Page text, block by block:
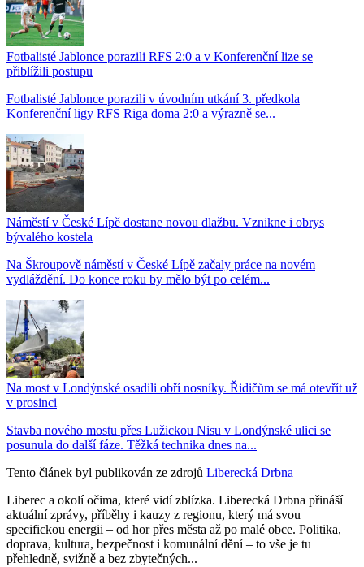
Fotbalisté Jablonce porazili RFS 2:0 a v Konferenční lize se
přiblížili postupu
Fotbalisté Jablonce porazili v úvodním utkání 3. předkola
Konferenční ligy RFS Riga doma 2:0 a výrazně se...
Náměstí v České Lípě dostane novou dlažbu. Vznikne i obrys
bývalého kostela
Na Škroupově náměstí v České Lípě začaly práce na novém
vydláždění. Do konce roku by mělo být po celém...
Na most v Londýnské osadili obří nosníky. Řidičům se má otevřít už
v prosinci
Stavba nového mostu přes Lužickou Nisu v Londýnské ulici se
posunula do další fáze. Těžká technika dnes na...
Tento článek byl publikován ze zdrojů Liberecká Drbna
Liberec a okolí očima, které vidí zblízka. Liberecká Drbna přináší
aktuální zprávy, příběhy i kauzy z regionu, který má svou
specifickou energii – od hor přes města až po malé obce. Politika,
doprava, kultura, bezpečnost i komunální dění – to vše je tu
přehledně, svižně a bez zbytečných...